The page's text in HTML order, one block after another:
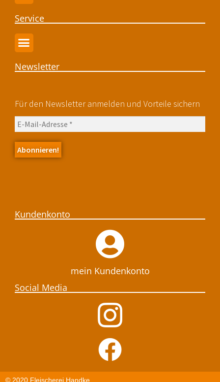
Service
Newsletter
Für den Newsletter anmelden und Vorteile sichern
Kundenkonto
mein Kundenkonto
Social Media
© 2020 Fleischerei Handke